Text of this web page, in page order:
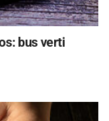
bus verti